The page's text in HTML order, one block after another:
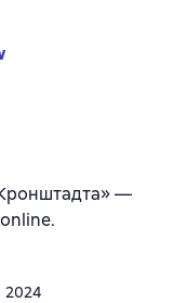
—
2024